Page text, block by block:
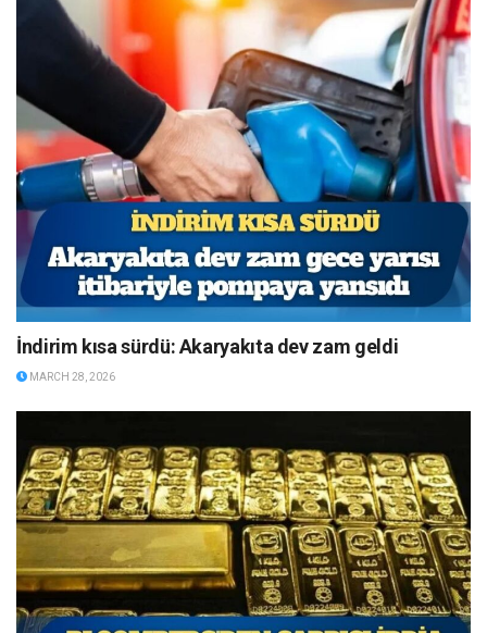
İndirim kısa sürdü: Akaryakıta dev zam geldi
MARCH 28, 2026